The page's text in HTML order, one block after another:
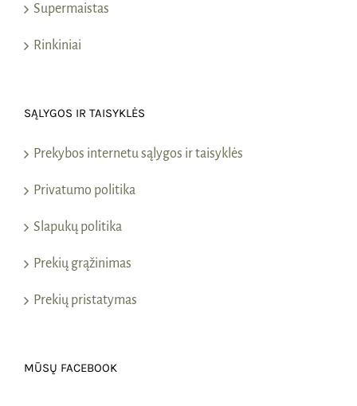
Supermaistas
Rinkiniai
SĄLYGOS IR TAISYKLĖS
Prekybos internetu sąlygos ir taisyklės
Privatumo politika
Slapukų politika
Prekių grąžinimas
Prekių pristatymas
MŪSŲ FACEBOOK